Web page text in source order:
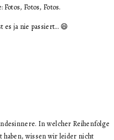
Fotos, Fotos.
es ja nie passiert… 😄
In welcher Reihenfolge
haben, wissen wir leider nicht